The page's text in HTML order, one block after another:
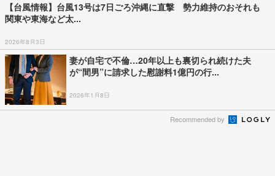
【台風情報】台風13号は7日ごろ沖縄に直撃 勢力維持のおそれも
関東や東海など太...
2026年8月3日
妻が自宅で不倫…20年以上も裏切られ続けた夫
が“間男”に請求した慰謝料1億円の行...
2026年1月8日
Recommended by